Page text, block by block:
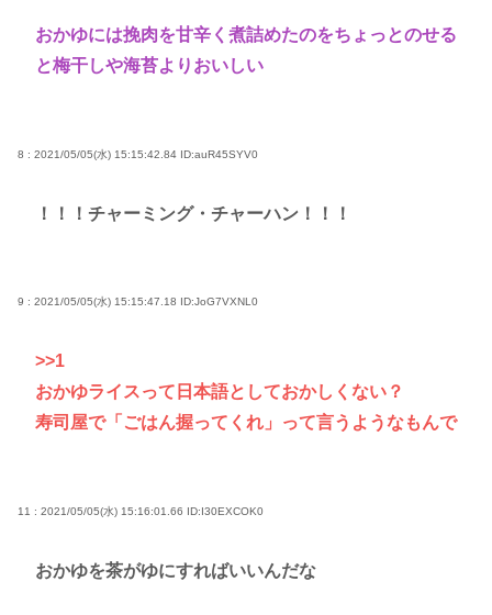
おかゆには挽肉を甘辛く煮詰めたのをちょっとのせる
と梅干しや海苔よりおいしい
8 : 2021/05/05(水) 15:15:42.84 ID:auR45SYV0
！！！チャーミング・チャーハン！！！
9 : 2021/05/05(水) 15:15:47.18 ID:JoG7VXNL0
>>1
おかゆライスって日本語としておかしくない？
寿司屋で「ごはん握ってくれ」って言うようなもんで
11 : 2021/05/05(水) 15:16:01.66 ID:I30EXCOK0
おかゆを茶がゆにすればいいんだな